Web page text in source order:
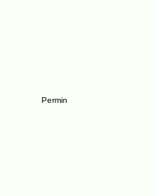
Permin